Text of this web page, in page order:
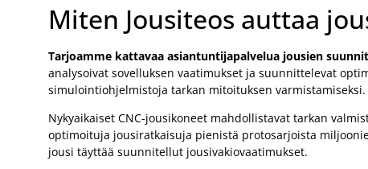
Miten Jousiteos auttaa
Tarjoamme kattavaa asiantuntijapalvelua jousien
analysoivat sovelluksen vaatimukset ja suunnittelevat
simulointiohjelmistoja tarkan mitoituksen varmistamiseksi.
Nykyaikaiset CNC-jousikoneet mahdollistavat tarkan
optimoituja jousiratkaisuja pienistä protosarjoista
jousi täyttää suunnitellut jousivakiovaatimukset.